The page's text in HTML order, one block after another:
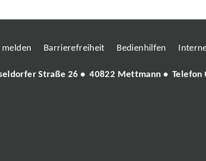
melden Barrierefreiheit Bedienhilfen
Straße 26 • 40822 Mettmann • Telefon